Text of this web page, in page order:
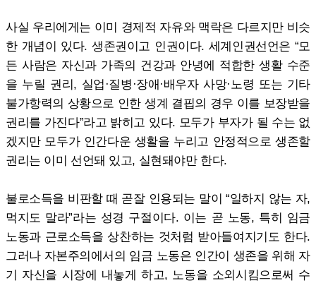
사실 우리에게는 이미 경제적 자유와 맥락은 다르지만 비슷
한 개념이 있다. 생존권이고 인권이다. 세계인권선언은 “모
든 사람은 자신과 가족의 건강과 안녕에 적합한 생활 수준
을 누릴 권리, 실업·질병·장애·배우자 사망·노령 또는 기타
불가항력의 상황으로 인한 생계 결핍의 경우 이를 보장받을
권리를 가진다”라고 밝히고 있다. 모두가 부자가 될 수는 없
겠지만 모두가 인간다운 생활을 누리고 안정적으로 생존할
권리는 이미 선언돼 있고, 실현돼야만 한다.
불로소득을 비판할 때 곧잘 인용되는 말이 “일하지 않는 자,
먹지도 말라”라는 성경 구절이다. 이는 곧 노동, 특히 임금
노동과 근로소득을 상찬하는 것처럼 받아들여지기도 한다.
그러나 자본주의에서의 임금 노동은 인간이 생존을 위해 자
기 자신을 시장에 내놓게 하고, 노동을 소외시킴으로써 수